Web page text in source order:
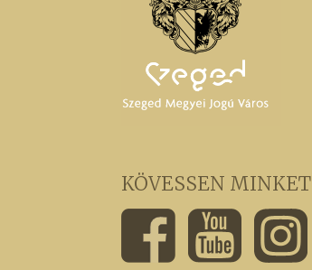
KÖVESSEN MINKET